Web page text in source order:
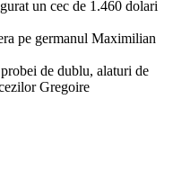
un cec de 1.460 dolari
pe germanul Maximilian
de dublu, alaturi de
Gregoire